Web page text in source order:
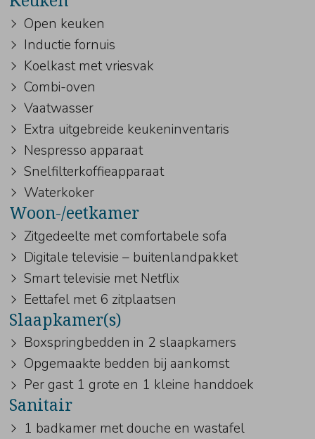
Open keuken
Inductie fornuis
Koelkast met vriesvak
Combi-oven
Vaatwasser
Extra uitgebreide keukeninventaris
Nespresso apparaat
Snelfilterkoffieapparaat
Waterkoker
Woon-/eetkamer
Zitgedeelte met comfortabele sofa
Digitale televisie – buitenlandpakket
Smart televisie met Netflix
Eettafel met 6 zitplaatsen
Slaapkamer(s)
Boxspringbedden in 2 slaapkamers
Opgemaakte bedden bij aankomst
Per gast 1 grote en 1 kleine handdoek
Sanitair
1 badkamer met douche en wastafel